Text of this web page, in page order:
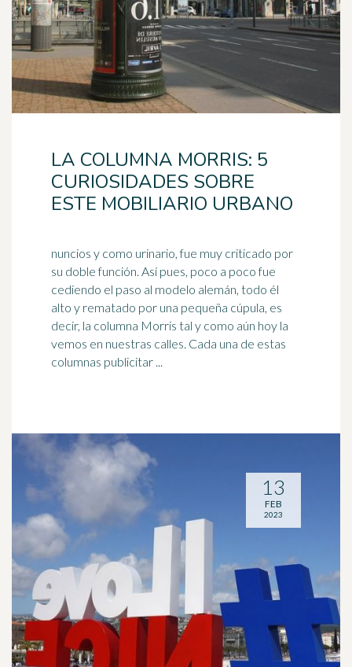
LA COLUMNA MORRIS: 5
CURIOSIDADES SOBRE
ESTE MOBILIARIO URBANO
nuncios y como urinario, fue muy criticado por
su doble función. Así pues, poco a poco fue
cediendo el paso al modelo alemán, todo él
alto y rematado por una pequeña cúpula, es
decir, la columna Morris tal y como aún hoy la
vemos en nuestras calles. Cada una de estas
columnas publicitar ...
13
FEB
2023